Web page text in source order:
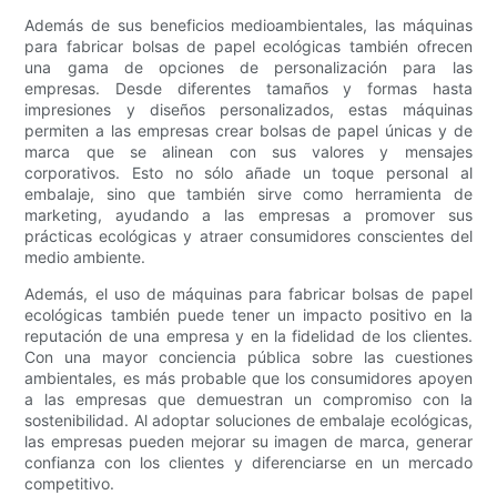
Además de sus beneficios medioambientales, las máquinas
para fabricar bolsas de papel ecológicas también ofrecen
una gama de opciones de personalización para las
empresas. Desde diferentes tamaños y formas hasta
impresiones y diseños personalizados, estas máquinas
permiten a las empresas crear bolsas de papel únicas y de
marca que se alinean con sus valores y mensajes
corporativos. Esto no sólo añade un toque personal al
embalaje, sino que también sirve como herramienta de
marketing, ayudando a las empresas a promover sus
prácticas ecológicas y atraer consumidores conscientes del
medio ambiente.
Además, el uso de máquinas para fabricar bolsas de papel
ecológicas también puede tener un impacto positivo en la
reputación de una empresa y en la fidelidad de los clientes.
Con una mayor conciencia pública sobre las cuestiones
ambientales, es más probable que los consumidores apoyen
a las empresas que demuestran un compromiso con la
sostenibilidad. Al adoptar soluciones de embalaje ecológicas,
las empresas pueden mejorar su imagen de marca, generar
confianza con los clientes y diferenciarse en un mercado
competitivo.